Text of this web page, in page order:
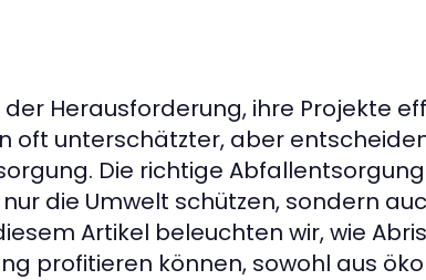
Herausforderung, ihre Projekte
oft unterschätzter, aber
Die richtige
die Umwelt schützen, sondern
Artikel beleuchten wir, wie
profitieren können, sowohl aus